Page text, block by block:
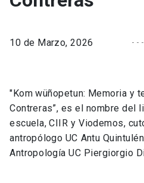
10 de Marzo, 2026
"Kom wüñopetun: Memoria y
Contreras”, es el nombre del
escuela, CIIR y Viodemos,
antropólogo UC Antu
Antropología UC Piergiorgio